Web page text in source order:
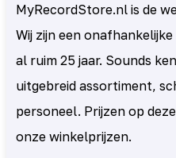
MyRecordStore.nl is de
Wij zijn een
al ruim 25 jaar. Sounds
uitgebreid assortiment,
personeel. Prijzen op
onze winkelprijzen.